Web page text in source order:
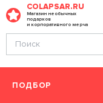
COLAPSAR.RU
Магазин необычных
подарков
и корпоративного мерча
ПОДБОР